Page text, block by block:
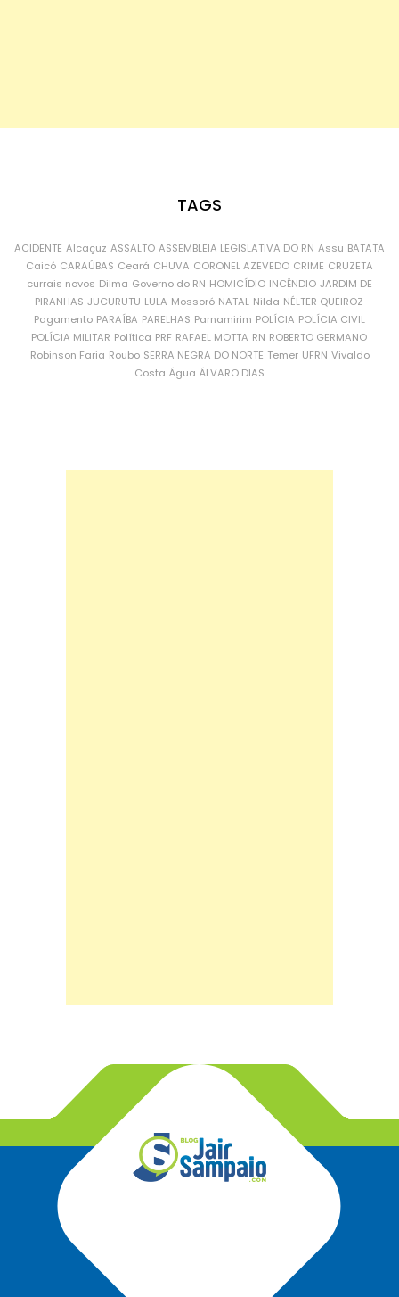
TAGS
ACIDENTE Alcaçuz ASSALTO ASSEMBLEIA LEGISLATIVA DO RN Assu BATATA
Caicó CARAÚBAS Ceará CHUVA CORONEL AZEVEDO CRIME CRUZETA
currais novos Dilma Governo do RN HOMICÍDIO INCÊNDIO JARDIM DE
PIRANHAS JUCURUTU LULA Mossoró NATAL Nilda NÉLTER QUEIROZ
Pagamento PARAÍBA PARELHAS Parnamirim POLÍCIA POLÍCIA CIVIL
POLÍCIA MILITAR Política PRF RAFAEL MOTTA RN ROBERTO GERMANO
Robinson Faria Roubo SERRA NEGRA DO NORTE Temer UFRN Vivaldo
Costa Água ÁLVARO DIAS